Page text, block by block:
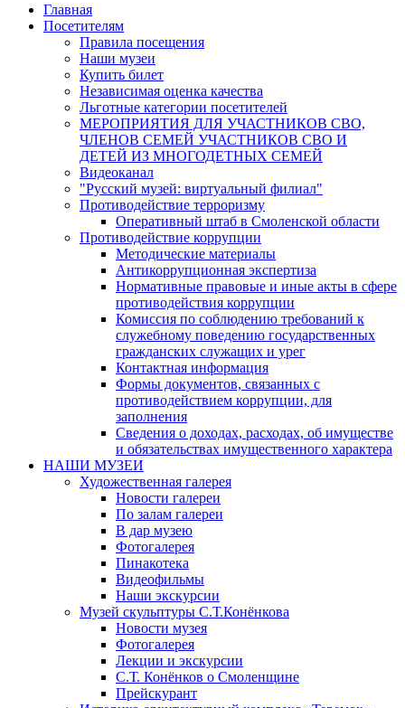
Главная
Посетителям
Правила посещения
Наши музеи
Купить билет
Независимая оценка качества
Льготные категории посетителей
МЕРОПРИЯТИЯ ДЛЯ УЧАСТНИКОВ СВО,
ЧЛЕНОВ СЕМЕЙ УЧАСТНИКОВ СВО И
ДЕТЕЙ ИЗ МНОГОДЕТНЫХ СЕМЕЙ
Видеоканал
"Русский музей: виртуальный филиал"
Противодействие терроризму
Оперативный штаб в Смоленской области
Противодействие коррупции
Методические материалы
Антикоррупционная экспертиза
Нормативные правовые и иные акты в сфере
противодействия коррупции
Комиссия по соблюдению требований к
служебному поведению государственных
гражданских служащих и урег
Контактная информация
Формы документов, связанных с
противодействием коррупции, для
заполнения
Сведения о доходах, расходах, об имуществе
и обязательствах имущественного характера
НАШИ МУЗЕИ
Художественная галерея
Новости галереи
По залам галереи
В дар музею
Фотогалерея
Пинакотека
Видеофильмы
Наши экскурсии
Музей скульптуры С.Т.Конёнкова
Новости музея
Фотогалерея
Лекции и экскурсии
С.Т. Конёнков о Смоленщине
Прейскурант